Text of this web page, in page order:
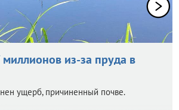
из-за пруда в
ущерб, причиненный почве.